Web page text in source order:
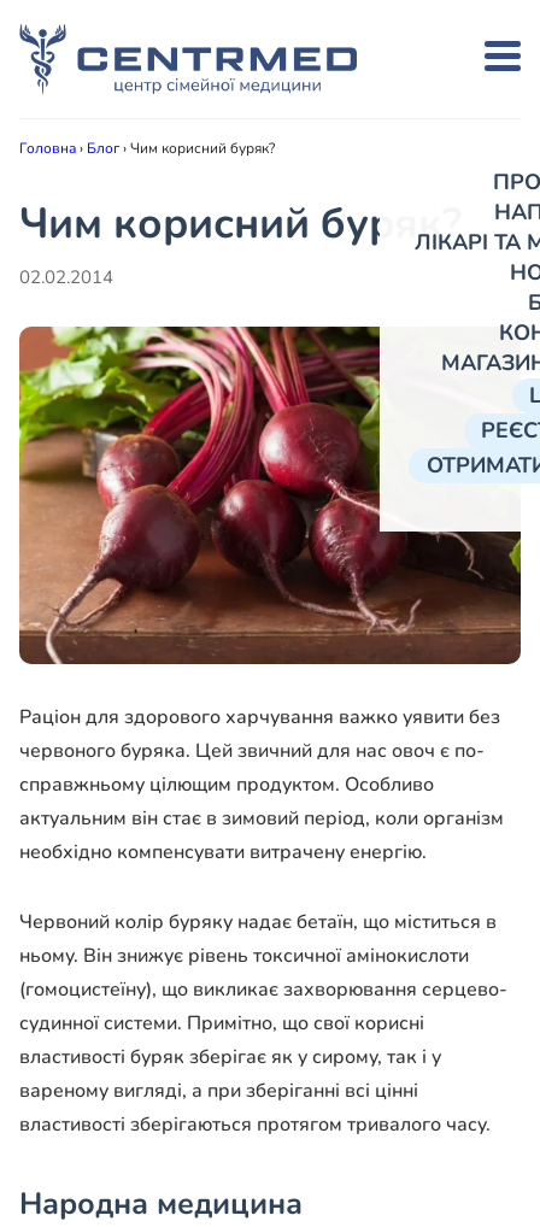
ЛІКАРІ
Головна› Блог›Чим корисний буряк?
Чим корисний буряк?
02.02.2014
Раціон для здорового харчування важко уявити без
червоного буряка. Цей звичний для нас овоч є по-
справжньому цілющим продуктом. Особливо
актуальним він стає в зимовий період, коли організм
необхідно компенсувати витрачену енергію.
Червоний колір буряку надає бетаїн, що міститься в
ньому. Він знижує рівень токсичної амінокислоти
(гомоцистеїну), що викликає захворювання серцево-
судинної системи. Примітно, що свої корисні
властивості буряк зберігає як у сирому, так і у
вареному вигляді, а при зберіганні всі цінні
властивості зберігаються протягом тривалого часу.
Народна медицина